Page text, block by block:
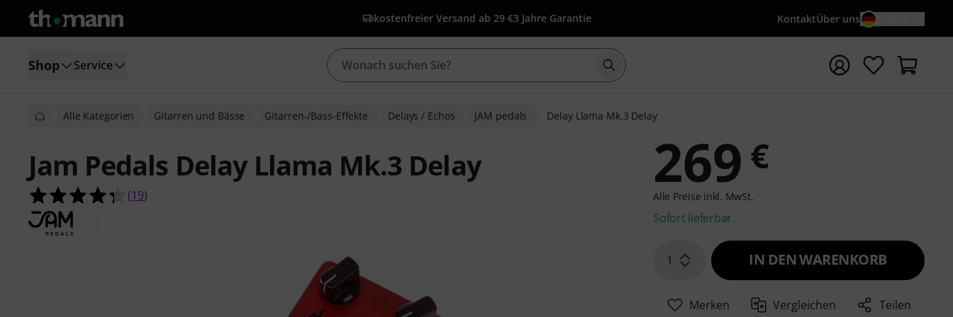
kostenfreier Versand ab 29 €3 Jahre Garantie KontaktÜber uns
Shop Service Suche mit Suchwort {searchTerm} starten
Alle Kategorien Gitarren und Bässe Gitarren-/Bass-Effekte Delays / Echos JAM pedals Delay Llama Mk.3 Delay
Jam Pedals Delay Llama Mk.3 Delay
4.3 von 5 Sternen aus 19 Kundenbewertungen
(19) 269 €
Alle Preise inkl. MwSt.
Sofort lieferbar
1 IN DEN WARENKORB
Merken Vergleichen Teilen